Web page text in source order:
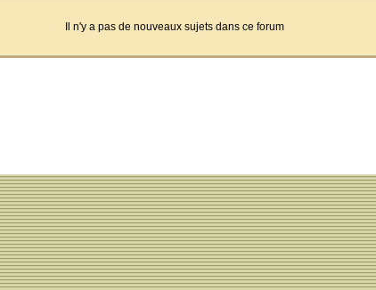
Il n'y a pas de nouveaux sujets dans ce forum